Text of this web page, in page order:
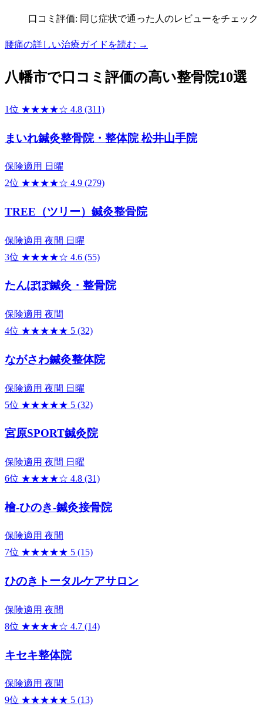
口コミ評価: 同じ症状で通った人のレビューをチェック
腰痛の詳しい治療ガイドを読む →
八幡市で口コミ評価の高い整骨院10選
1位 ★★★★☆ 4.8 (311)
まいれ鍼灸整骨院・整体院 松井山手院
保険適用 日曜
2位 ★★★★☆ 4.9 (279)
TREE（ツリー）鍼灸整骨院
保険適用 夜間 日曜
3位 ★★★★☆ 4.6 (55)
たんぽぽ鍼灸・整骨院
保険適用 夜間
4位 ★★★★★ 5 (32)
ながさわ鍼灸整体院
保険適用 夜間 日曜
5位 ★★★★★ 5 (32)
宮原SPORT鍼灸院
保険適用 夜間 日曜
6位 ★★★★☆ 4.8 (31)
檜-ひのき-鍼灸接骨院
保険適用 夜間
7位 ★★★★★ 5 (15)
ひのきトータルケアサロン
保険適用 夜間
8位 ★★★★☆ 4.7 (14)
キセキ整体院
保険適用 夜間
9位 ★★★★★ 5 (13)